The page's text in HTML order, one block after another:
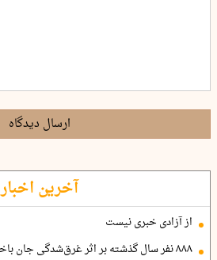
ارسال دیدگاه
آخرین اخبار
از آزادی خبری نیست
۸۸۸ نفر سال گذشته بر اثر غرق‌شدگی جان باختند